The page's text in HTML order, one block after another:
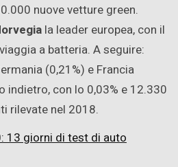
nuove vetture green.
la leader europea, con il
a batteria. A seguire:
(0,21%) e Francia
indietro, con lo 0,03% e 12.330
rilevate nel 2018.
13 giorni di test di auto